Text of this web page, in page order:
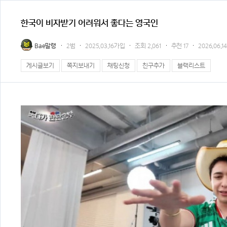
한국이 비자받기 어려워서 좋다는 영국인
Bae말랭 2범 2025.03.16가입 조회 2,061 추천 17
게시글보기 쪽지보내기 채팅신청 친구추가 블랙리스트